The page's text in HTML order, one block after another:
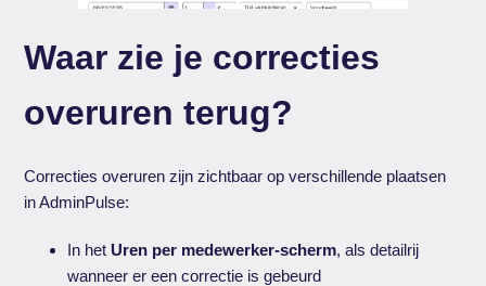
Waar zie je correcties
overuren terug?
Correcties overuren zijn zichtbaar op verschillende plaatsen
in AdminPulse:
In het Uren per medewerker-scherm, als detailrij
wanneer er een correctie is gebeurd